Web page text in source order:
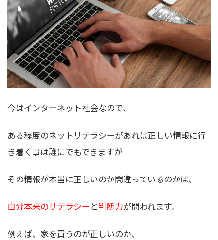
今はインターネット社会なので、
ある程度のネットリテラシーがあれば正しい情報に行
き着く事は誰にでもできますが
その情報が本当に正しいのか間違っているのかは、
自分本来のリテラシー と判断力が問われます。
例えば、家を買うのが正しいのか、